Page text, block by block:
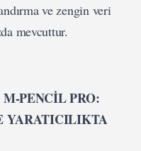
ve zengin veri
mevcuttur.
PENCİL PRO:
YARATICILIKTA